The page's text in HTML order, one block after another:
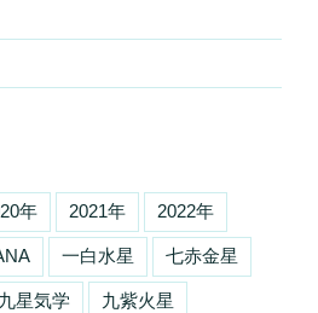
年 2021年 2022年
一白水星 七赤金星
九星気学 九紫火星